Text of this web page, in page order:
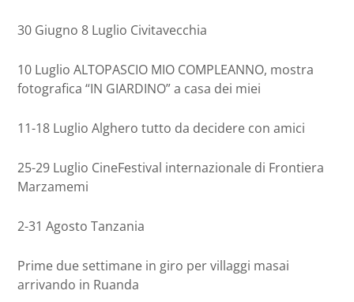
30 Giugno 8 Luglio Civitavecchia
10 Luglio ALTOPASCIO MIO COMPLEANNO, mostra
fotografica “IN GIARDINO” a casa dei miei
11-18 Luglio Alghero tutto da decidere con amici
25-29 Luglio CineFestival internazionale di Frontiera
Marzamemi
2-31 Agosto Tanzania
Prime due settimane in giro per villaggi masai
arrivando in Ruanda